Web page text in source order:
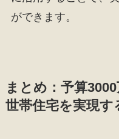
ができます。
まとめ：予算
世帯住宅を実現す